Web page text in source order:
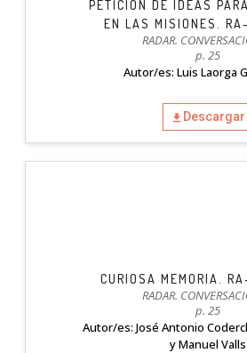
PETICIÓN DE IDEAS
EN LAS MISIONES.
RADAR.
p. 25
Autor/es: Luis Laorga
Descargar
CURIOSA MEMORIA.
RADAR.
p. 25
Autor/es: José Antonio
y Manuel Valls